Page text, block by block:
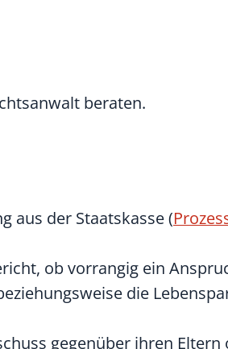
beraten.
aus der Staatskasse (
ob vorrangig ein
die
gegenüber ihren Eltern